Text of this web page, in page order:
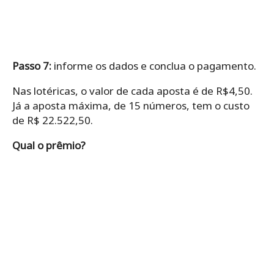
Passo 7: informe os dados e conclua o pagamento.
Nas lotéricas, o valor de cada aposta é de R$4,50.
Já a aposta máxima, de 15 números, tem o custo
de R$ 22.522,50.
Qual o prêmio?